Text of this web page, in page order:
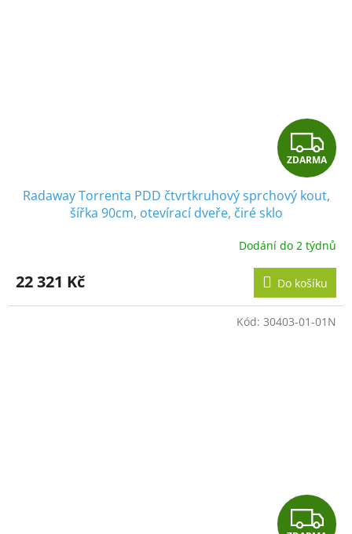
Z
D
A
R
M
A
ZDARMA
Radaway Torrenta PDD čtvrtkruhový sprchový kout,
šířka 90cm, otevírací dveře, čiré sklo
Dodání do 2 týdnů
22 321 Kč Do košíku
Z
Kód: 30403-01-01N